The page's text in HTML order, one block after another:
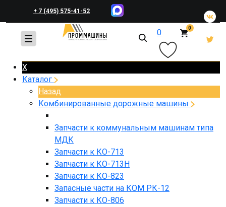
+ 7 (495) 575-41-52
+ 7 (495) 648-45-83 0 0
X
Каталог
Назад
Комбинированные дорожные машины
Запчасти к коммунальным машинам типа
МДК
Запчасти к КО-713
Запчасти к КО-713Н
Запчасти к КО-823
Запасные части на КОМ РК-12
Запчасти к КО-806